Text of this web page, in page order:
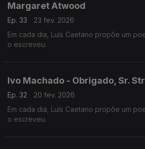
Margaret Atwood
Ep. 33
23 fev. 2026
Em cada dia, Luís Caetano propõe um
o escreveu.
Ivo Machado - Obrigado, Sr.
Ep. 32
20 fev. 2026
Em cada dia, Luís Caetano propõe um
o escreveu.